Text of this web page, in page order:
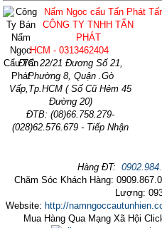
Nấm Ngọc cẩu Tấn Phát
CÔNG TY TNHH TẤN
PHÁT
HCM - 0313462404
Đ/C: 22/21 Đương Số 21,
Phường 8, Quận .Gò
Vấp,Tp.HCM ( Số Cũ Hẻm 45
Đường 20)
ĐTB: (08)66.758.279-
(028)62.576.679 - Tiếp Nhận
Hàng ĐT:
Chăm Sóc Khách Hàng:
Lượng:
Website: http://
Mua Hàng Qua Mạng Xã Hội